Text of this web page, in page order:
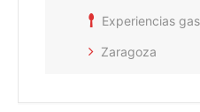
Experiencias
Zaragoza